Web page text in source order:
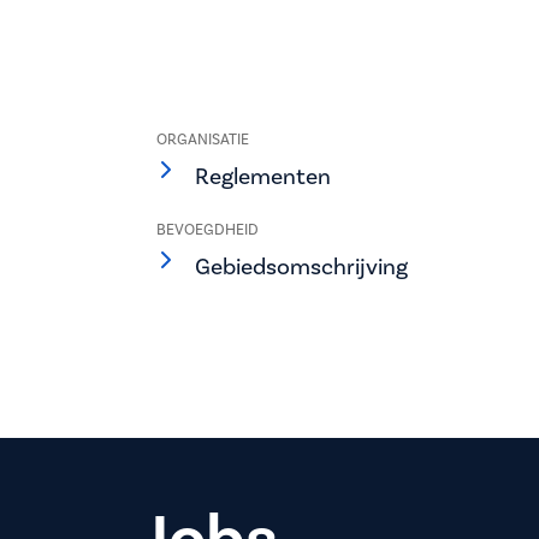
ORGANISATIE
Reglementen
BEVOEGDHEID
Gebiedsomschrijving